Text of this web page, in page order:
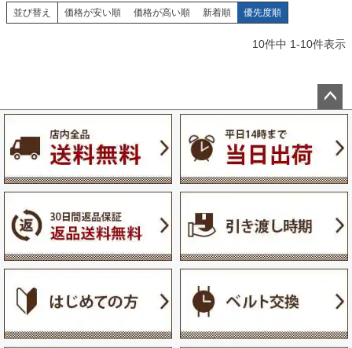
並び替え 価格が安い順 価格が高い順 新着順 優先度順
10件中 1-10件表示
ペー
ップ